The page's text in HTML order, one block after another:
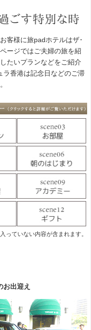
客様に旅padホテルはザ･
ージではご夫婦の旅を紹
たいプランなどをご紹介
ラ香港は記念日などのご滞
っていない内容が含まれます。
お出迎え